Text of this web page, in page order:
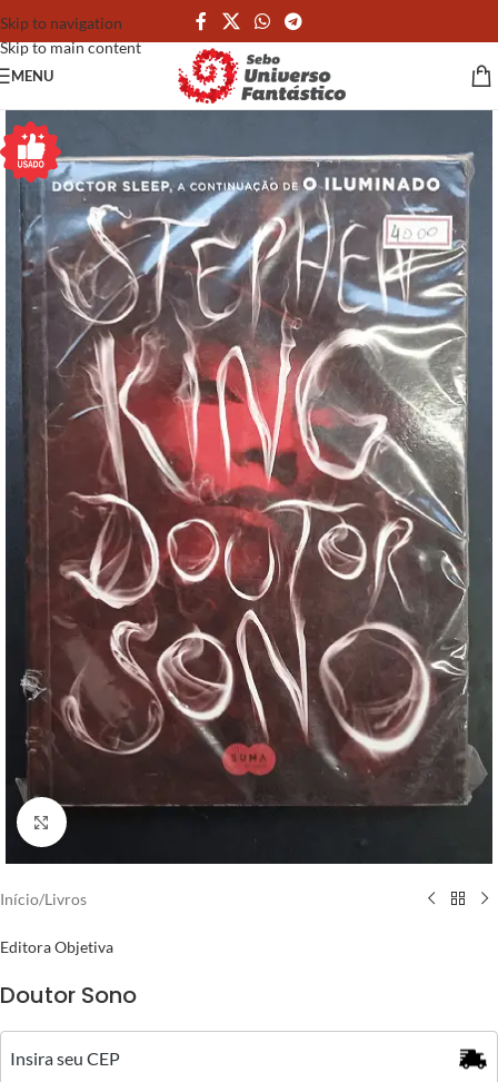
Skip to navigation
Skip to main content
MENU
Clique para ampliar
Início/Livros
Editora Objetiva
Doutor Sono